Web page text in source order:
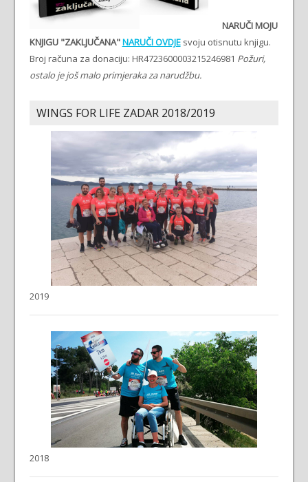
NARUČI MOJU
KNJIGU "ZAKLJUČANA"NARUČI OVDJEsvoju otisnutu knjigu.
Broj računa za donaciju: HR4723600003215246981 Požuri,
ostalo je još malo primjeraka za narudžbu.
WINGS FOR LIFE ZADAR 2018/2019
2019
2018